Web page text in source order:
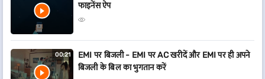
फाइनेंस ऐप
00:21
EMI पर बिजली - EMI पर AC खरीदें और EMI पर ही अपने
बिजली के बिल का भुगतान करें